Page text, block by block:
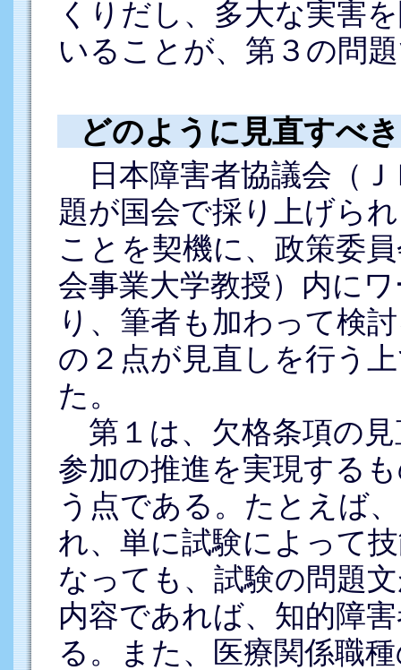
くりだし、多大な実害
いることが、第３の問
どのように見直すべ
日本障害者協議会（Ｊ
題が国会で採り上げら
ことを契機に、政策委
会事業大学教授）内に
り、筆者も加わって検
の２点が見直しを行う
た。
第１は、欠格条項の
参加の推進を実現する
う点である。たとえば
れ、単に試験によって
なっても、試験の問題
内容であれば、知的障
る。また、医療関係職